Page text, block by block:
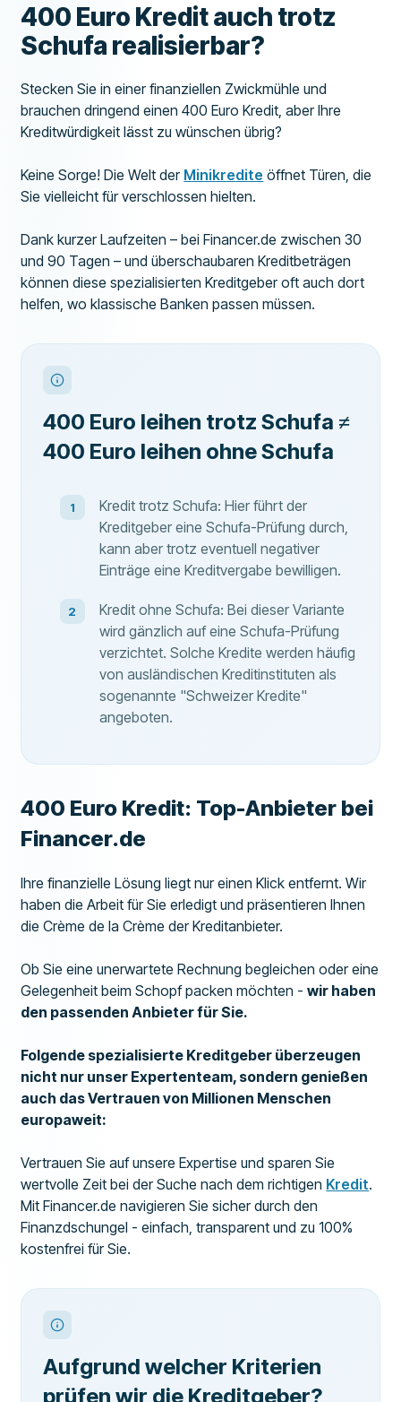
400 Euro Kredit auch trotz
Schufa realisierbar?
Stecken Sie in einer finanziellen Zwickmühle und
brauchen dringend einen 400 Euro Kredit, aber Ihre
Kreditwürdigkeit lässt zu wünschen übrig?
Keine Sorge! Die Welt der Minikredite öffnet Türen, die
Sie vielleicht für verschlossen hielten.
Dank kurzer Laufzeiten – bei Financer.de zwischen 30
und 90 Tagen – und überschaubaren Kreditbeträgen
können diese spezialisierten Kreditgeber oft auch dort
helfen, wo klassische Banken passen müssen.
400 Euro leihen trotz Schufa ≠
400 Euro leihen ohne Schufa
Kredit trotz Schufa: Hier führt der
Kreditgeber eine Schufa-Prüfung durch,
kann aber trotz eventuell negativer
Einträge eine Kreditvergabe bewilligen.
Kredit ohne Schufa: Bei dieser Variante
wird gänzlich auf eine Schufa-Prüfung
verzichtet. Solche Kredite werden häufig
von ausländischen Kreditinstituten als
sogenannte "Schweizer Kredite"
angeboten.
400 Euro Kredit: Top-Anbieter bei
Financer.de
Ihre finanzielle Lösung liegt nur einen Klick entfernt. Wir
haben die Arbeit für Sie erledigt und präsentieren Ihnen
die Crème de la Crème der Kreditanbieter.
Ob Sie eine unerwartete Rechnung begleichen oder eine
Gelegenheit beim Schopf packen möchten -wir haben
den passenden Anbieter für Sie.
Folgende spezialisierte Kreditgeber überzeugen
nicht nur unser Expertenteam, sondern genießen
auch das Vertrauen von Millionen Menschen
europaweit:
Vertrauen Sie auf unsere Expertise und sparen Sie
wertvolle Zeit bei der Suche nach dem richtigen Kredit.
Mit Financer.de navigieren Sie sicher durch den
Finanzdschungel - einfach, transparent und zu 100%
kostenfrei für Sie.
Aufgrund welcher Kriterien
prüfen wir die Kreditgeber?